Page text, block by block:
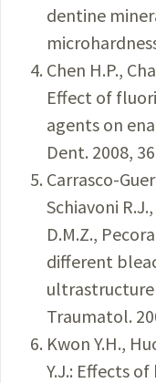
dentine
Chen H.P.,
Effect of
agents on
Dent. 2008,
Carrasco-
Schiavoni
D.M.Z.,
different
Traumatol.
Kwon Y.H.,
Y.J.: Effects